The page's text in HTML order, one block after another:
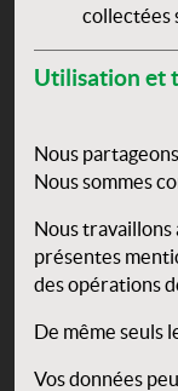
collectées
Utilisation et
Nous
Nous sommes
Nous
présentes
des opérations
De même seuls
Vos données